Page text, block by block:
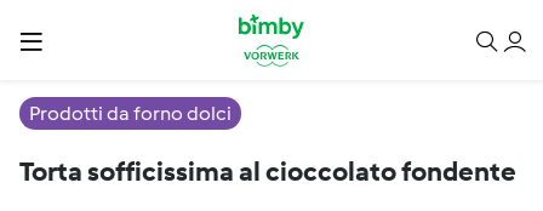
Prodotti da forno dolci
Torta sofficissima al cioccolato fondente